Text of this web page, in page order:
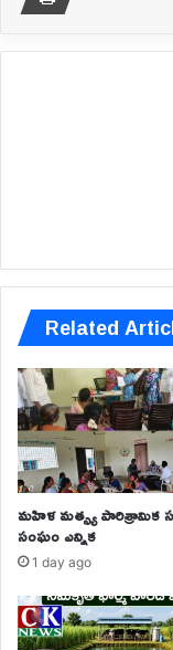
Related
మహిళ మత్స్య పారిశ్రామిక
సంఘం ఎన్నిక
1 day ago